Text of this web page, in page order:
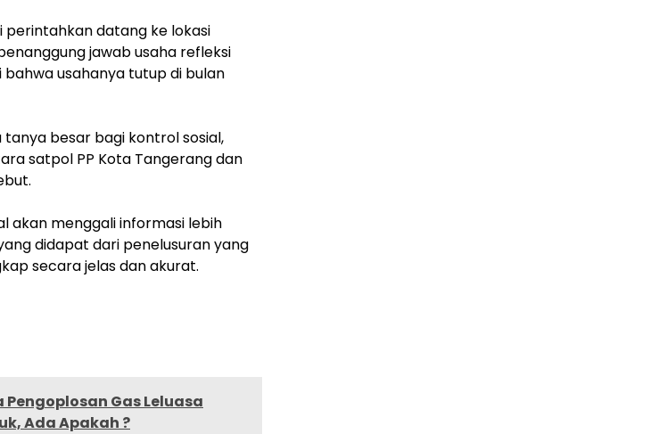
datang ke lokasi
jawab usaha refleksi
usahanya tutup di bulan
besar bagi kontrol sosial,
satpol PP Kota Tangerang dan
akan menggali informasi lebih
didapat dari penelusuran yang
secara jelas dan akurat.
Gas Leluasa
Ada Apakah ?